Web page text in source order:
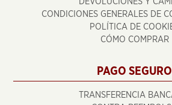
CONDICIONES GENERALES DE
POLÍTICA DE
CÓMO COMPRAR
PAGO SEGURO
TRANSFERENCIA